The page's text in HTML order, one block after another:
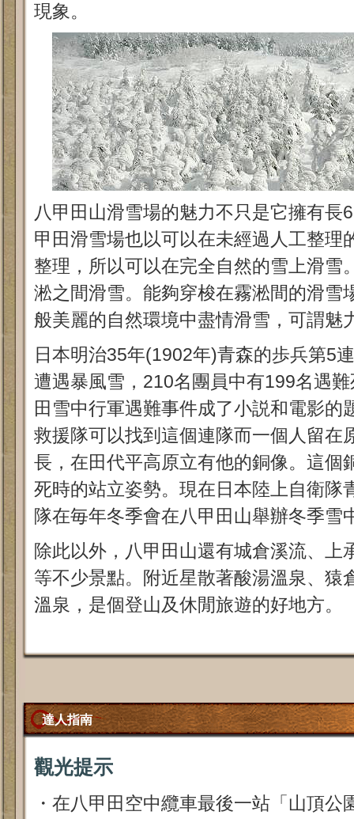
現象。
八甲田山滑雪場的魅力不只是它擁有長
甲田滑雪場也以可以在未經過人工整理
整理，所以可以在完全自然的雪上滑雪
淞之間滑雪。能夠穿梭在霧淞間的滑雪
般美麗的自然環境中盡情滑雪，可謂魅
日本明治35年(1902年)青森的歩兵第5
遭遇暴風雪，210名團員中有199名遇
田雪中行軍遇難事件成了小説和電影的
救援隊可以找到這個連隊而一個人留在
長，在田代平高原立有他的銅像。這個
死時的站立姿勢。現在日本陸上自衛隊
隊在毎年冬季會在八甲田山舉辦冬季雪
除此以外，八甲田山還有城倉溪流、上
等不少景點。附近星散著酸湯溫泉、猿
溫泉，是個登山及休閒旅遊的好地方。
達人指南
觀光提示
・在八甲田空中纜車最後一站「山頂